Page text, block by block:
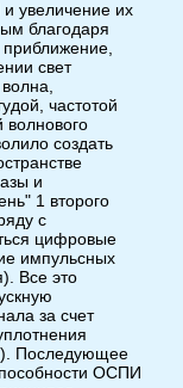
увеличение их
благодаря
приближение,
свет
частотой
создать
и
1 второго
с
цифровые
импульсных
Все это
за счет
Последующее
ОСПИ